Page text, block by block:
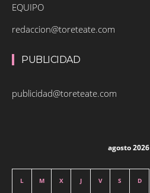
EQUIPO
redaccion@toreteate.com
PUBLICIDAD
publicidad@toreteate.com
agosto 2026
L M X J V S D